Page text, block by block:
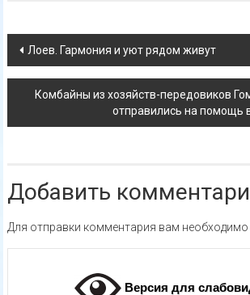
Навигация
по
записям
Лоев. Гармония и уют рядом живут
Комбайны из хозяйств-передовиков
отправились на помощь
Добавить
Для отправки комментария вам необходимо
Версия для